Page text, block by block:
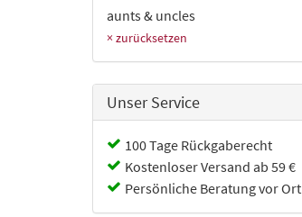
aunts & uncles
× zurücksetzen
Unser Service
100 Tage Rückgaberecht
Kostenloser Versand ab 59 €
Persönliche Beratung vor Ort